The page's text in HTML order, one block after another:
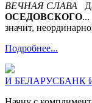
ВЕЧНАЯ СЛАВА
ОСЕДОВСКОГО...
значит,
Подробнее...
И БЕЛАРУСБАНК